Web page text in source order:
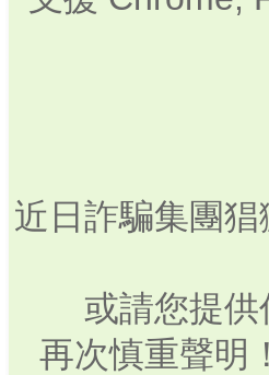
近日詐騙集團
或請您提
再次慎重聲明